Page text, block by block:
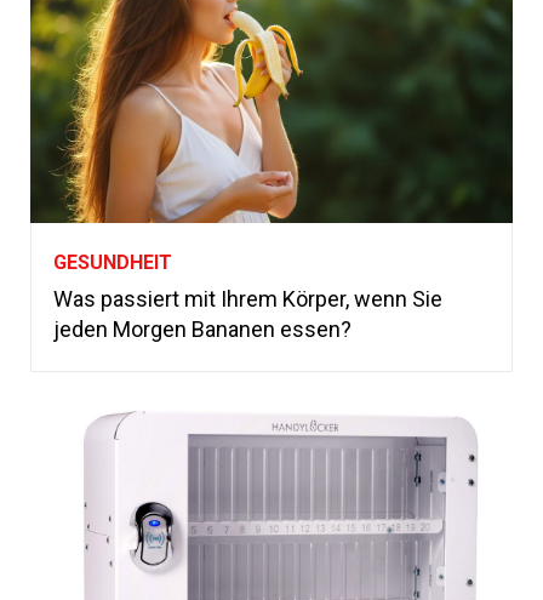
GESUNDHEIT
Was passiert mit Ihrem Körper, wenn Sie
jeden Morgen Bananen essen?